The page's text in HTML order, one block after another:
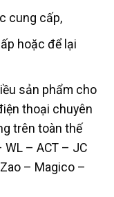
cung cấp,
hoặc để lại
sản phẩm cho
thoại chuyên
trên toàn thế
WL – ACT – JC
– Magico –